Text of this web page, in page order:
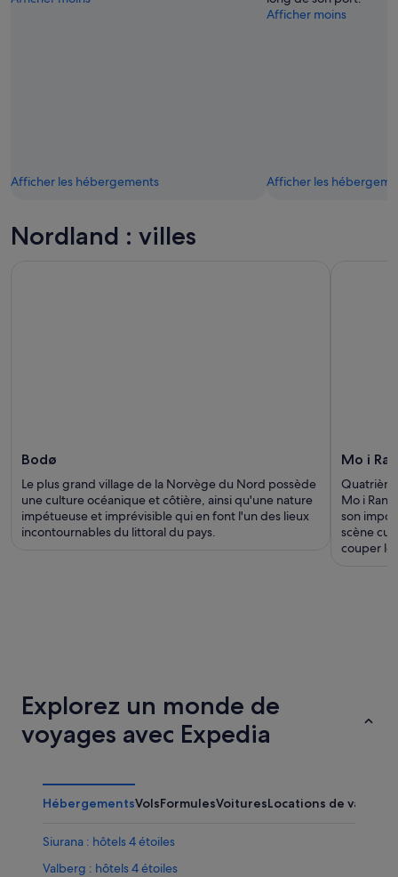
Afficher les hébergements
Afficher moins
Afficher les
Nordland : villes
Bodø
Le plus grand village de la Norvège du Nord possède
une culture océanique et côtière, ainsi qu'une nature
impétueuse et imprévisible qui en font l'un des lieux
incontournables du littoral du pays.
Mo i
Mo i
son
scène
couper le
Explorez un monde de
voyages avec Expedia
HébergementsVolsFormulesVoituresLocations de
Siurana : hôtels 4 étoiles
Valberg : hôtels 4 étoiles